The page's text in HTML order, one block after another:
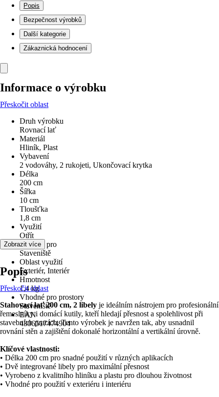
Popis
Bezpečnost výrobků
Další kategorie
Zákaznická hodnocení
Informace o výrobku
Přeskočit oblast
Druh výrobku
Rovnací lať
Materiál
Hliník, Plast
Vybavení
2 vodováhy, 2 rukojeti, Ukončovací krytka
Délka
200 cm
Šířka
10 cm
Tloušťka
1,8 cm
Využití
Otřít
Vhodné pro
Staveniště
Oblast využití
Exteriér, Interiér
Hmotnost
1,4 kg
Vhodné pro prostory
Staveniště
EAN
4306517474904
Zobrazit více
Popis
Přeskočit oblast
Stahovací lať 200 cm, 2 libely je ideálním nástrojem pro profesionální
řemeslníky i domácí kutily, kteří hledají přesnost a spolehlivost při
stavebních pracích. Tento výrobek je navržen tak, aby usnadnil
rovnání stěn a zajištění dokonalé horizontální a vertikální úrovně.
Klíčové vlastnosti:
• Délka 200 cm pro snadné použití v různých aplikacích
• Dvě integrované libely pro maximální přesnost
• Vyrobeno z kvalitního hliníku a plastu pro dlouhou životnost
• Vhodné pro použití v exteriéru i interiéru